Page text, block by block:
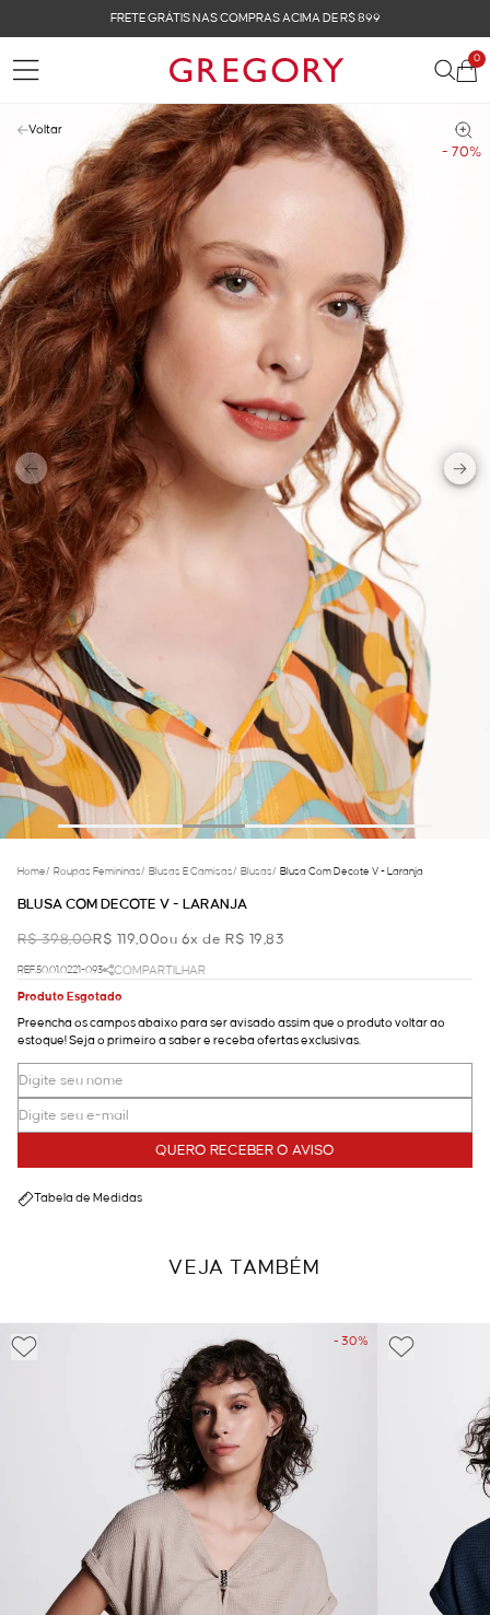
FRETE GRÁTIS NAS COMPRAS ACIMA DE R$ 899
0
- 70%
Voltar
Home/ Roupas Femininas/ Blusas E Camisas/ Blusas/ Blusa Com Decote V - Laranja
BLUSA COM DECOTE V - LARANJA
R$ 398,00R$ 119,00ou 6x de R$ 19,83
REF.50.01.0221-093
COMPARTILHAR
Produto Esgotado
Preencha os campos abaixo para ser avisado assim que o produto voltar ao
estoque! Seja o primeiro a saber e receba ofertas exclusivas.
QUERO RECEBER O AVISO
Tabela de Medidas
VEJA TAMBÉM
- 30%